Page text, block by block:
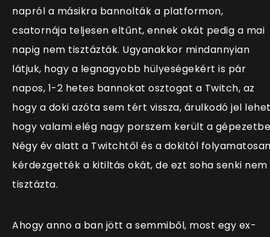
napról a másikra bannolták a platformon,
csatornája teljesen eltűnt, ennek okát pedig a mai
napig nem tisztázták. Ugyanakkor mindannyian
látjuk, hogy a legnagyobb hülyeségekért is pár
napos, 1-2 hetes bannokat osztogat a Twitch, az
hogy a doki azóta sem tért vissza, árulkodó jel
hogy valami elég nagy porszem került a
Négy év alatt a Twitchtől és a dokitól
kérdezgették a kitiltás okát, de ezt soha senki nem
tisztázta.
Ahogy anno a ban jött a semmiből, most egy ex-